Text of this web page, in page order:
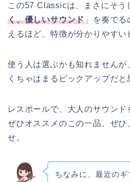
この57 Classicは、まさにそう
く、優しいサウンド 」を奏で
えるほど、特徴が分かりやすい
使う人は選ぶかも知れませんが
くちゃはまるピックアップだと
レスポールで、大人のサウンド
ぜひオススメのこの一品。ぜひ
せ。
ちなみに、最近の